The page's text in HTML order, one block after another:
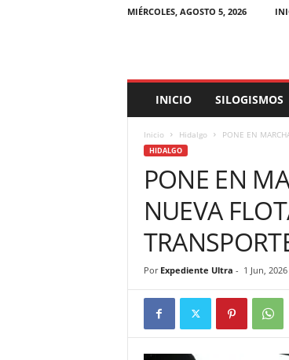
MIÉRCOLES, AGOSTO 5, 2026
p
INICIO SILOGISMOS
Inicio Hidalgo PONE EN
HIDALGO
PONE EN
NUEVA
Por Expediente Ultra - 1 Jun, 2026